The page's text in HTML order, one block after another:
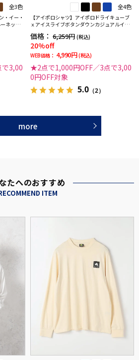
全3色
・イー・
ネック無
3,00
全4色
【アイポロシャツ】アイポロドライキューブ
ｘアイスライブボタンダウンカジュアルイン
ナー吸汗速乾抗菌加工ストレッチ形態安定春
夏
価格： 6,259円 (税込)
20%off
WEB価格： 4,990円 (税込)
★2点で1,000円OFF／3点で3,00
0円OFF対象
5.0 （2）
more
たへのおすすめ
ITEM